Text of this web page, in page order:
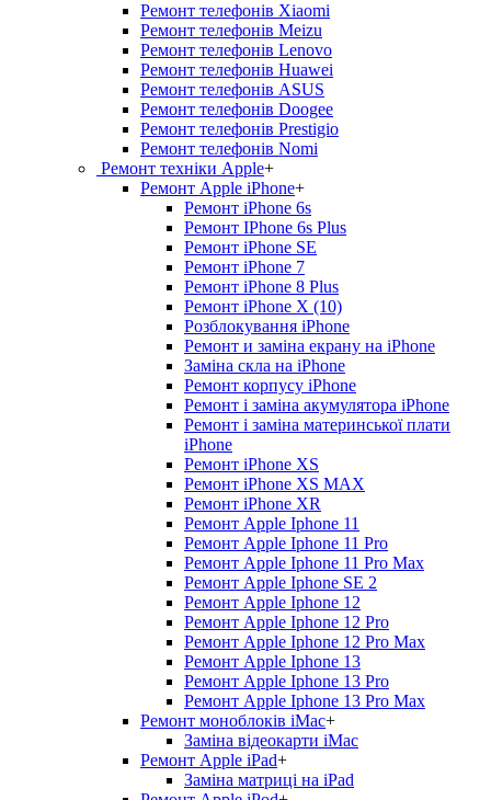
Ремонт телефонів Xiaomi
Ремонт телефонів Meizu
Ремонт телефонів Lenovo
Ремонт телефонів Huawei
Ремонт телефонів ASUS
Ремонт телефонів Doogee
Ремонт телефонів Prestigio
Ремонт телефонів Nomi
Ремонт техніки Apple+
Ремонт Apple iPhone+
Ремонт iPhone 6s
Ремонт IPhone 6s Plus
Ремонт iPhone SE
Ремонт iPhone 7
Ремонт iPhone 8 Plus
Ремонт iPhone X (10)
Розблокування iPhone
Ремонт и заміна екрану на iPhone
Заміна скла на iPhone
Ремонт корпусу iPhone
Ремонт і заміна акумулятора iPhone
Ремонт і заміна материнської плати
iPhone
Ремонт iPhone XS
Ремонт iPhone XS MAX
Ремонт iPhone XR
Ремонт Apple Iphone 11
Ремонт Apple Iphone 11 Pro
Ремонт Apple Iphone 11 Pro Max
Ремонт Apple Iphone SE 2
Ремонт Apple Iphone 12
Ремонт Apple Iphone 12 Pro
Ремонт Apple Iphone 12 Pro Max
Ремонт Apple Iphone 13
Ремонт Apple Iphone 13 Pro
Ремонт Apple Iphone 13 Pro Max
Ремонт моноблоків iMac+
Заміна відеокарти iMac
Ремонт Apple iPad+
Заміна матриці на iPad